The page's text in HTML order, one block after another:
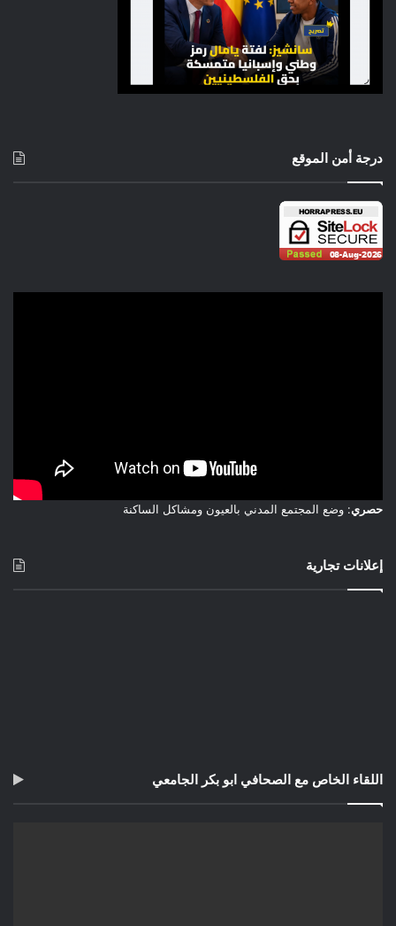
درجة أمن الموقع
حصري: وضع المجتمع المدني بالعيون ومشاكل الساكنة
إعلانات تجارية
اللقاء الخاص مع الصحافي ابو بكر الجامعي